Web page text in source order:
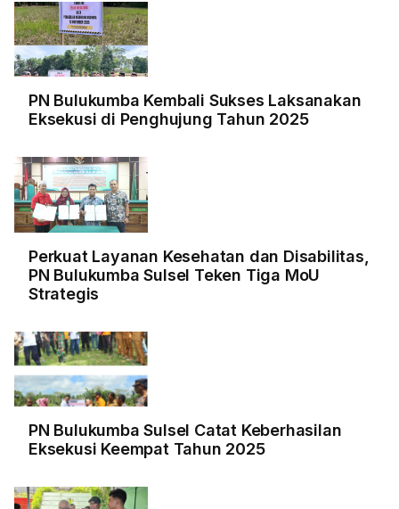
PN Bulukumba Kembali Sukses Laksanakan
Eksekusi di Penghujung Tahun 2025
Perkuat Layanan Kesehatan dan Disabilitas,
PN Bulukumba Sulsel Teken Tiga MoU
Strategis
PN Bulukumba Sulsel Catat Keberhasilan
Eksekusi Keempat Tahun 2025